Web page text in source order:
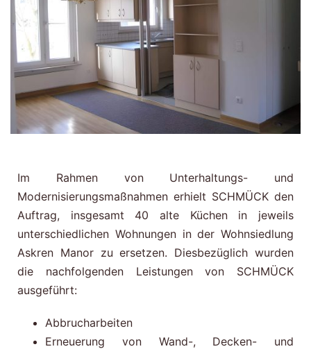
Im Rahmen von Unterhaltungs- und
Modernisierungsmaßnahmen erhielt SCHMÜCK den
Auftrag, insgesamt 40 alte Küchen in jeweils
unterschiedlichen Wohnungen in der Wohnsiedlung
Askren Manor zu ersetzen. Diesbezüglich wurden
die nachfolgenden Leistungen von SCHMÜCK
ausgeführt:
Abbrucharbeiten
Erneuerung von Wand-, Decken- und